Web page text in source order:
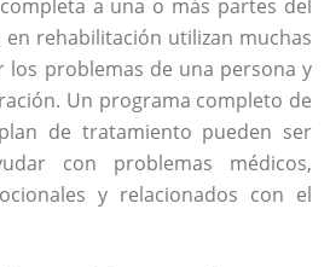
a una o más partes del
rehabilitación utilizan muchas
los problemas de una persona y
Un programa completo de
de tratamiento pueden ser
con problemas médicos,
y relacionados con el